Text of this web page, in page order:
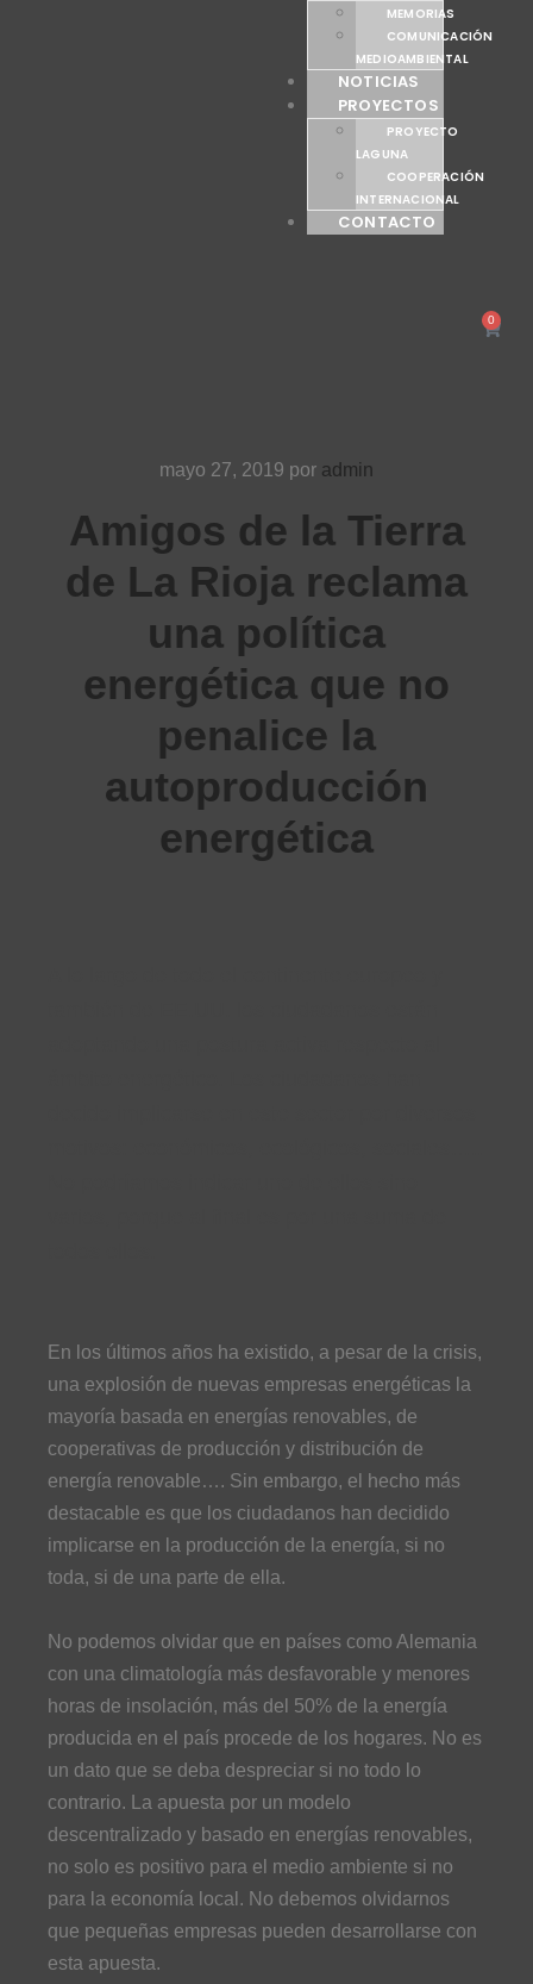
MEMORIAS
COMUNICACIÓN
MEDIOAMBIENTAL
NOTICIAS
PROYECTOS
PROYECTO
LAGUNA
COOPERACIÓN
INTERNACIONAL
CONTACTO
0
mayo 27, 2019 por admin
Amigos de la Tierra
de La Rioja reclama
una política
energética que no
penalice la
autoproducción
energética
En los últimos años ha existido, a pesar de la crisis,
una explosión de nuevas empresas energéticas la
mayoría basada en energías renovables, de
cooperativas de producción y distribución de
energía renovable…. Sin embargo, el hecho más
destacable es que los ciudadanos han decidido
implicarse en la producción de la energía, si no
toda, si de una parte de ella.
No podemos olvidar que en países como Alemania
con una climatología más desfavorable y menores
horas de insolación, más del 50% de la energía
producida en el país procede de los hogares. No es
un dato que se deba despreciar si no todo lo
contrario. La apuesta por un modelo
descentralizado y basado en energías renovables,
no solo es positivo para el medio ambiente si no
para la economía local. No debemos olvidarnos
que pequeñas empresas pueden desarrollarse con
esta apuesta.